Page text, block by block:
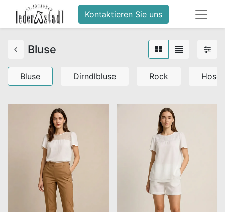
Kontaktieren Sie uns
Bluse
Bluse Dirndlbluse Rock Hose